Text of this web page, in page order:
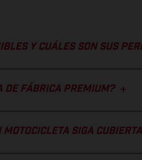
Y CUÁLES SON SUS
DE FÁBRICA PREMIUM?
MOTOCICLETA SIGA